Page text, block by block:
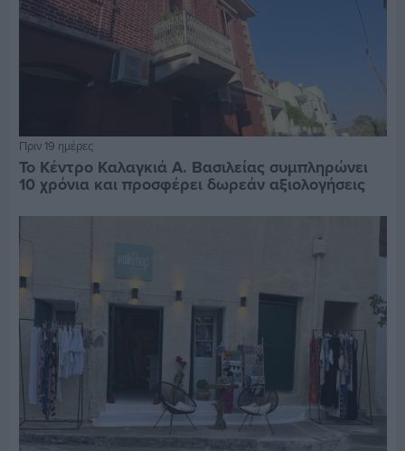
Πριν 19 ημέρες
Το Κέντρο Καλαγκιά Α. Βασιλείας συμπληρώνει
10 χρόνια και προσφέρει δωρεάν αξιολογήσεις